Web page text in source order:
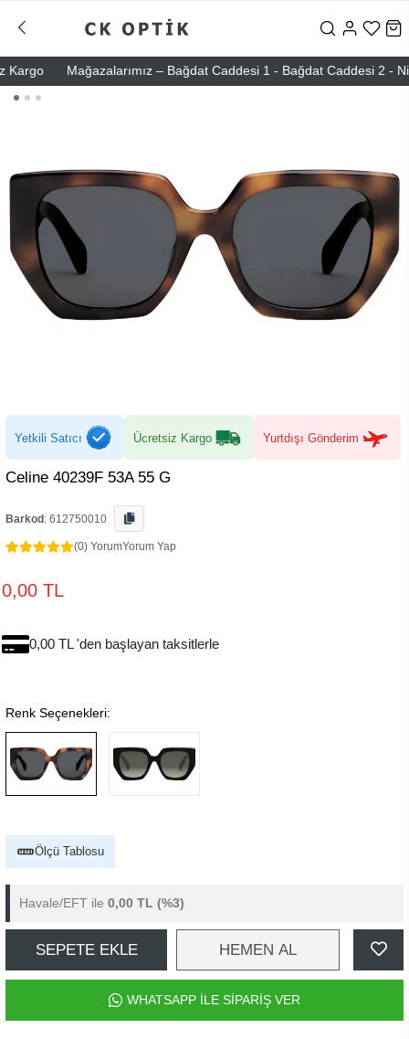
Mağazalarımız – Bağdat Caddesi 1 - Bağdat Caddesi 2 -
Yetkili Satıcı Ücretsiz Kargo Yurtdışı Gönderim
Celine 40239F 53A 55 G
Barkod : 612750010
(0) YorumYorum Yap
0,00 TL
0,00 TL 'den başlayan taksitlerle
Renk Seçenekleri:
Ölçü Tablosu
Havale/EFT ile 0,00 TL (%3)
SEPETE EKLE HEMEN AL
WHATSAPP İLE SİPARİŞ VER